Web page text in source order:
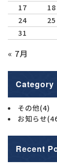
17
18
24
25
31
« 7月
Category
その他(4)
お知らせ
Recent